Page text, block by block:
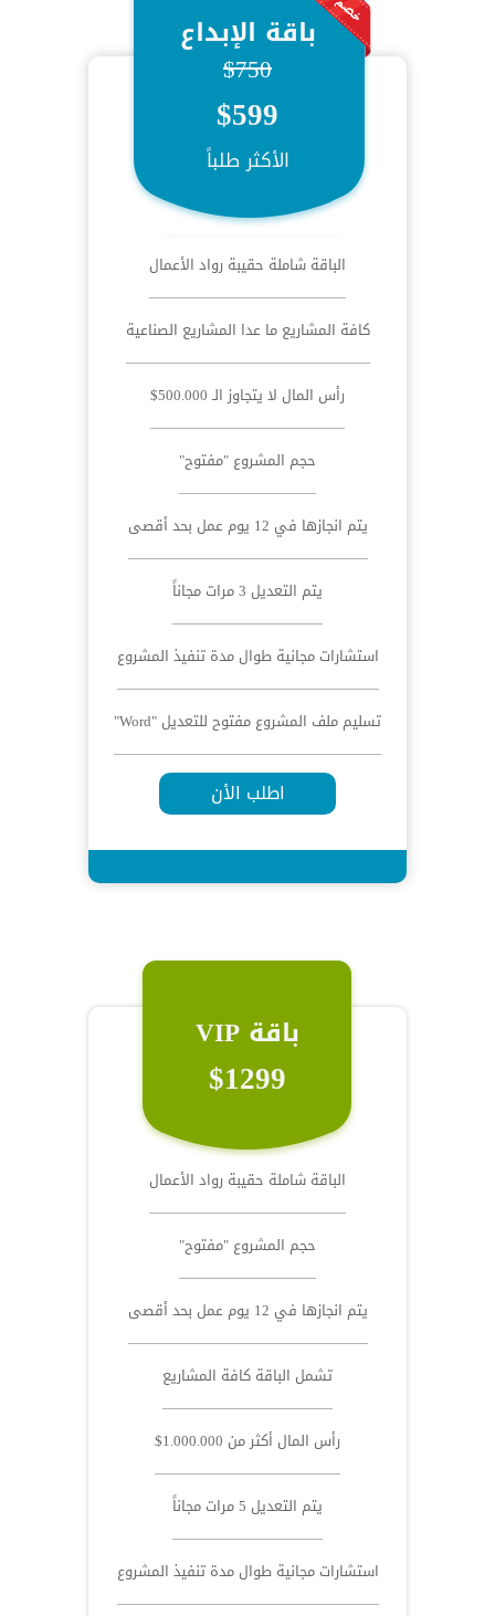
باقة الإبداع
$750
$599
الأكثر طلباً
الباقة شاملة حقيبة رواد الأعمال
كافة المشاريع ما عدا المشاريع الصناعية
رأس المال لا يتجاوز الـ 500.000$
حجم المشروع "مفتوح"
يتم انجازها في 12 يوم عمل بحد أقصى
يتم التعديل 3 مرات مجاناً
استشارات مجانية طوال مدة تنفيذ المشروع
تسليم ملف المشروع مفتوح للتعديل "Word"
اطلب الأن
باقة VIP
$1299
الباقة شاملة حقيبة رواد الأعمال
حجم المشروع "مفتوح"
يتم انجازها في 12 يوم عمل بحد أقصى
تشمل الباقة كافة المشاريع
رأس المال أكثر من 1.000.000$
يتم التعديل 5 مرات مجاناً
استشارات مجانية طوال مدة تنفيذ المشروع